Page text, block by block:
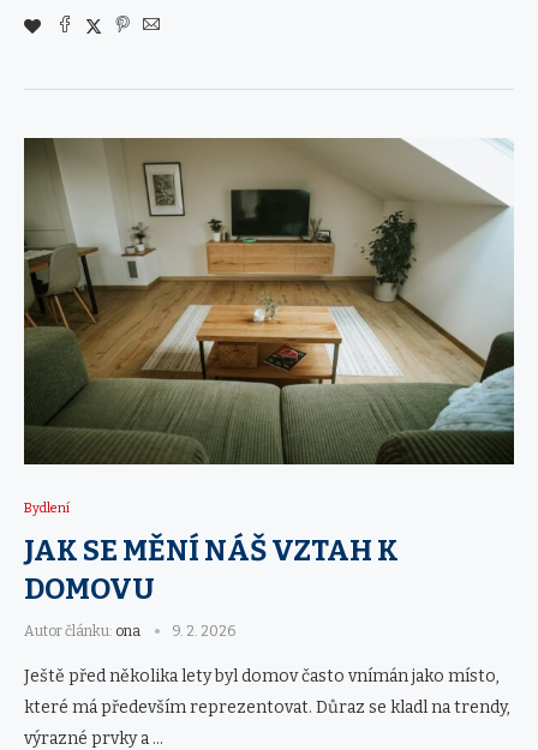
Bydlení
JAK SE MĚNÍ NÁŠ VZTAH K
DOMOVU
Autor článku: ona 9. 2. 2026
Ještě před několika lety byl domov často vnímán jako místo,
které má především reprezentovat. Důraz se kladl na trendy,
výrazné prvky a …